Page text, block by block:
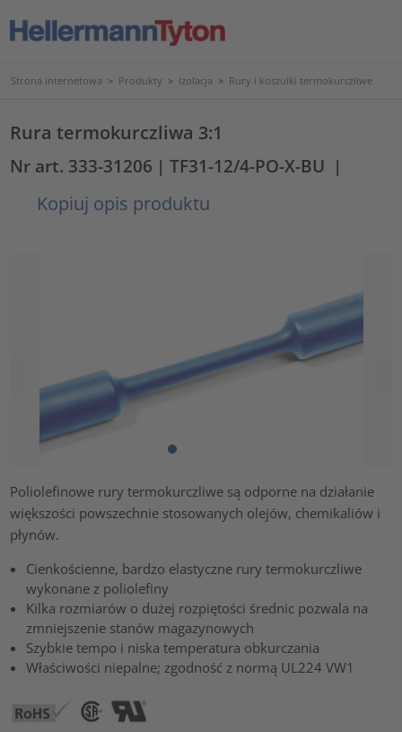
Strona internetowa > Produkty > Izolacja > Rury i koszulki termokurczliwe
Rura termokurczliwa 3:1
Nr art. 333-31206 | TF31-12/4-PO-X-BU |
Kopiuj opis produktu
Poliolefinowe rury termokurczliwe są odporne na działanie
większości powszechnie stosowanych olejów, chemikaliów i
płynów.
Cienkościenne, bardzo elastyczne rury termokurczliwe
wykonane z poliolefiny
Kilka rozmiarów o dużej rozpiętości średnic pozwala na
zmniejszenie stanów magazynowych
Szybkie tempo i niska temperatura obkurczania
Właściwości niepalne; zgodność z normą UL224 VW1